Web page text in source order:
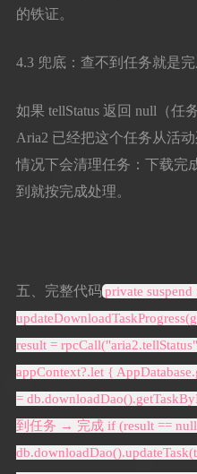
的铁证。
4.3 兜底：查不到任务就是完
如果 tellStatus 返回 null（任
Aria2 已经把这个任务从活
情况下会清理任务：下载完
到就按完成处理。
五、完整代码 private suspend
result =
appContext?.let {
=
到任务 → 完成 if (result ==